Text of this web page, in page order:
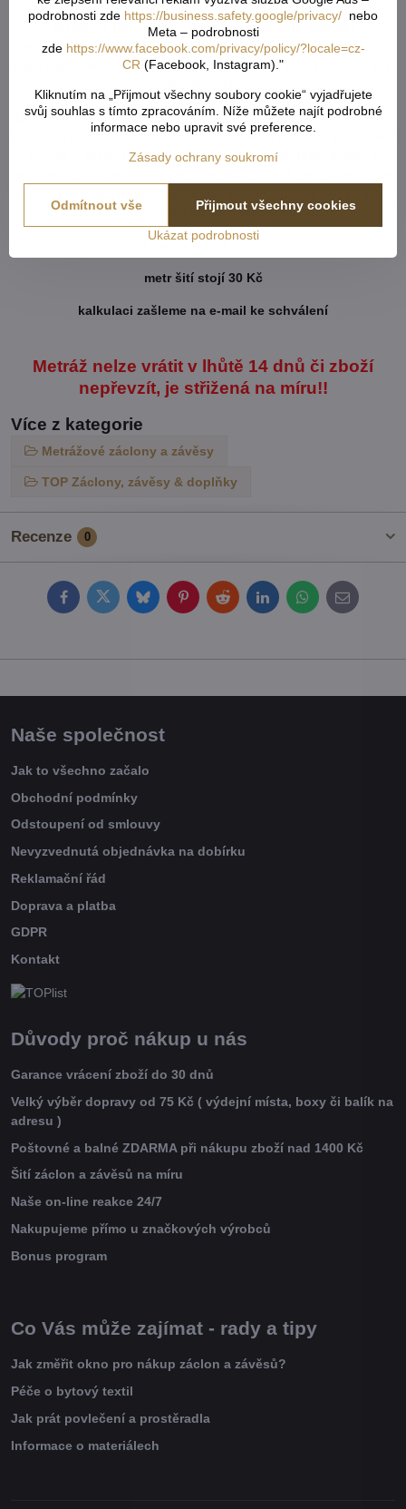
jak přijde záclona ustřižená vzhledem k tomu, že každý
potřebuje jiný rozměr. Vždy tedy vezměte více než
potřebujete. Metráž nelze vrátit ani vyměnit. Je střižená na
míru zákazníka. Doporučejeme objednat o něco více, než aby
Do košíku vkládejte celkový počet v cm ( např. 1,7m = 170cm
atd...) od každého rozměru či barvy. Pokud u jednoho rozměru
vložíte x různý počet cm, vše se vám sčítá dohromady. V
potřebujete rozdělit na 2 stejné kusy ).
Šití metrážových záclon:
metr šití stojí 30 Kč
kalkulaci zašleme na e-mail ke schválení
Metráž nelze vrátit v lhůtě 14 dnů či zboží
nepřevzít, je střižená na míru!!
Více z kategorie
Metrážové záclony a závěsy
TOP Záclony, závěsy & doplňky
Recenze 0
FacebookTwitterBlueskyPinterestRedditLinkedInWhatsApp
E-
mail
Naše společnost
Jak to všechno začalo
Obchodní podmínky
Odstoupení od smlouvy
Nevyzvednutá objednávka na dobírku
Reklamační řád
Doprava a platba
GDPR
Kontakt
Důvody proč nákup u nás
Garance vrácení zboží do 30 dnů
Velký výběr dopravy od 75 Kč ( výdejní místa, boxy či balík na
adresu )
Poštovné a balné ZDARMA při nákupu zboží nad 1400 Kč
Šití záclon a závěsů na míru
Naše on-line reakce 24/7
Nakupujeme přímo u značkových výrobců
Bonus program
Co Vás může zajímat - rady a tipy
Jak změřit okno pro nákup záclon a závěsů?
Péče o bytový textil
Jak prát povlečení a prostěradla
Informace o materiálech
podrobnosti zde https://business.safety.google/privacy/ nebo
Meta – podrobnosti
zde https://www.facebook.com/privacy/policy/?locale=cz-
CR (Facebook, Instagram)."
Kliknutím na „Přijmout všechny soubory cookie“ vyjadřujete
svůj souhlas s tímto zpracováním. Níže můžete najít podrobné
informace nebo upravit své preference.
Zásady ochrany soukromí
Ukázat podrobnosti
Přijmout všechny cookies
Odmítnout vše